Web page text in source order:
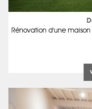
Rénovation d'une